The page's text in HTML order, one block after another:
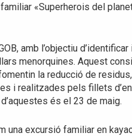
«Superherois del
amb l’objectiu d’identificar
menorquines. Aquest
la reducció de
i realitzades pels fillets
és el 23 de maig.
una excursió familiar en